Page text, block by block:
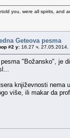
you, were all spirits, and
Geteova pesma
#2 у: 16.27 ч. 27.05.2014.
"Božansko", je
književnosti nema
više, ili makar da